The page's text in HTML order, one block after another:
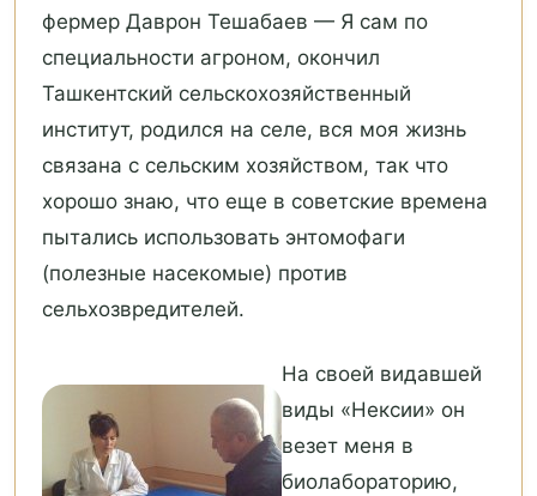
фермер Даврон Тешабаев — Я сам по
специальности агроном, окончил
Ташкентский сельскохозяйственный
институт, родился на селе, вся моя жизнь
связана с сельским хозяйством, так что
хорошо знаю, что еще в советские времена
пытались использовать энтомофаги
(полезные насекомые) против
сельхозвредителей.
На своей видавшей
виды «Нексии» он
везет меня в
биолабораторию,